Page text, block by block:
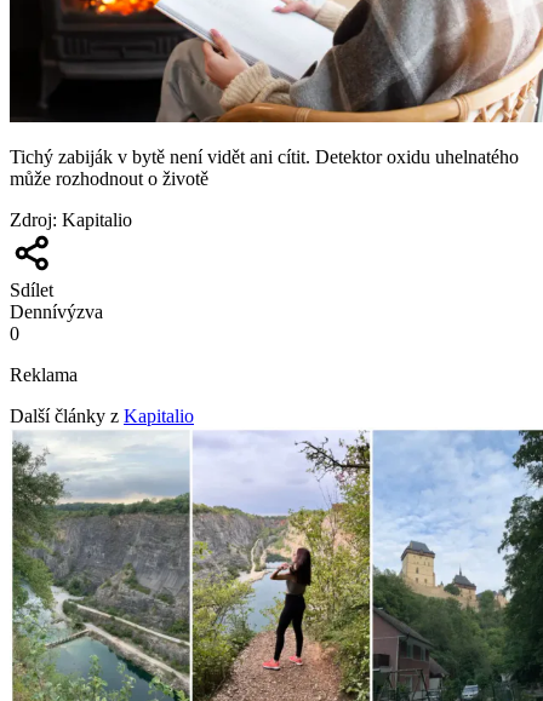
Tichý zabiják v bytě není vidět ani cítit. Detektor oxidu uhelnatého
může rozhodnout o životě
Zdroj: Kapitalio
Sdílet
Dennívýzva
0
Reklama
Další články z Kapitalio